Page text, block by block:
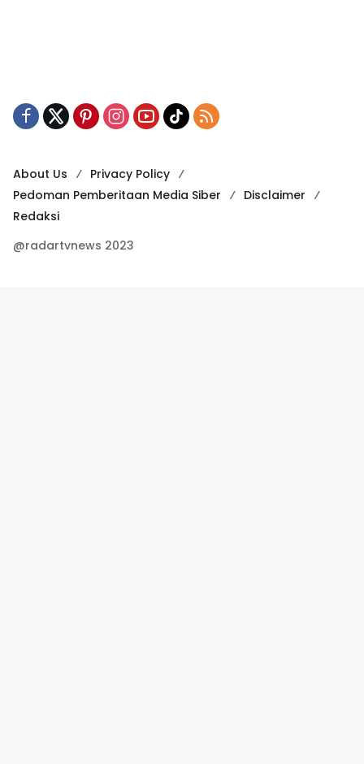
About Us
Privacy Policy
Pedoman Pemberitaan Media Siber
Disclaimer
Redaksi
@radartvnews 2023